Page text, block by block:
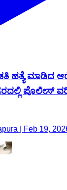
ಹತ್ಯೆ ಮಾಡಿದ
ಪೊಲೀಸ್
| Feb 19,